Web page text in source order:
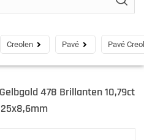
Creolen Pavé Pavé
478 Brillanten 10,79ct